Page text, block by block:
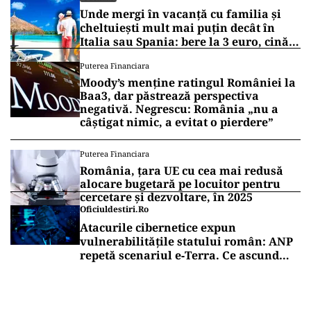
Unde mergi în vacanță cu familia și
cheltuiești mult mai puțin decât în
Italia sau Spania: bere la 3 euro, cină
Puterea Financiara
Moody’s menține ratingul României la
Baa3, dar păstrează perspectiva
negativă. Negrescu: România „nu a
câștigat nimic, a evitat o pierdere”
Puterea Financiara
România, țara UE cu cea mai redusă
alocare bugetară pe locuitor pentru
cercetare și dezvoltare, în 2025
Oficiuldestiri.ro
Atacurile cibernetice expun
vulnerabilitățile statului român: ANP
repetă scenariul e‑Terra. Ce ascund